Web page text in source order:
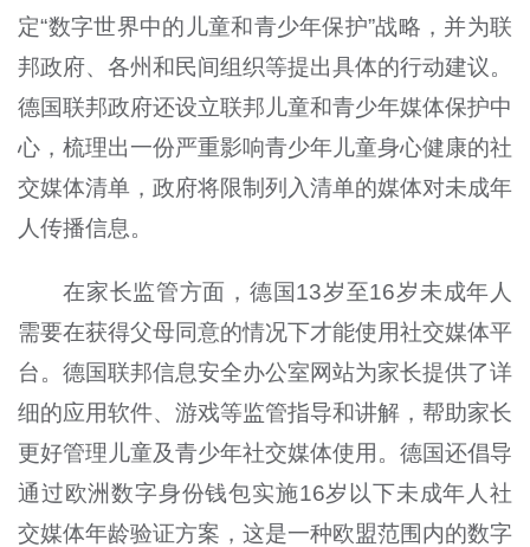
定“数字世界中的儿童和青少年保护”战略，并为联
邦政府、各州和民间组织等提出具体的行动建议。
德国联邦政府还设立联邦儿童和青少年媒体保护中
心，梳理出一份严重影响青少年儿童身心健康的社
交媒体清单，政府将限制列入清单的媒体对未成年
人传播信息。
在家长监管方面，德国13岁至16岁未成年人
需要在获得父母同意的情况下才能使用社交媒体平
台。德国联邦信息安全办公室网站为家长提供了详
细的应用软件、游戏等监管指导和讲解，帮助家长
更好管理儿童及青少年社交媒体使用。德国还倡导
通过欧洲数字身份钱包实施16岁以下未成年人社
交媒体年龄验证方案，这是一种欧盟范围内的数字